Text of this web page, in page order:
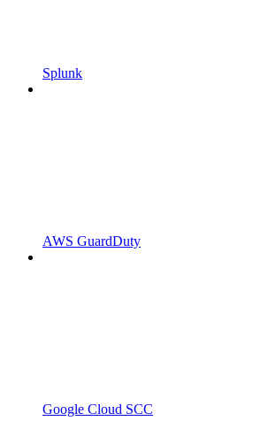
Splunk
AWS GuardDuty
Google Cloud SCC